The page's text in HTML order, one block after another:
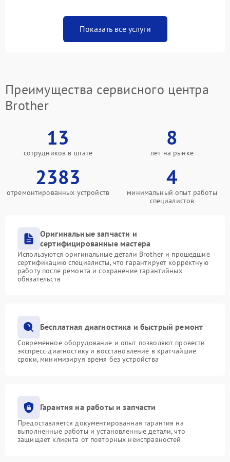
Показать все услуги
Преимущества сервисного центра
Brother
13
сотрудников в штате
8
лет на рынке
2383
отремонтированных устройств
4
минимальный опыт работы
специалистов
Оригинальные запчасти и
сертифицированные мастера
Используются оригинальные детали Brother и прошедшие
сертификацию специалисты, что гарантирует корректную
работу после ремонта и сохранение гарантийных
обязательств
Бесплатная диагностика и быстрый ремонт
Современное оборудование и опыт позволяют провести
экспресс-диагностику и восстановление в кратчайшие
сроки, минимизируя время без устройства
Гарантия на работы и запчасти
Предоставляется документированная гарантия на
выполненные работы и установленные детали, что
защищает клиента от повторных неисправностей